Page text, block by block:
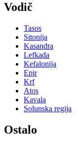
Vodič
Tasos
Sitonija
Kasandra
Lefkada
Kefalonija
Epir
Krf
Atos
Kavala
Solunska regija
Ostalo